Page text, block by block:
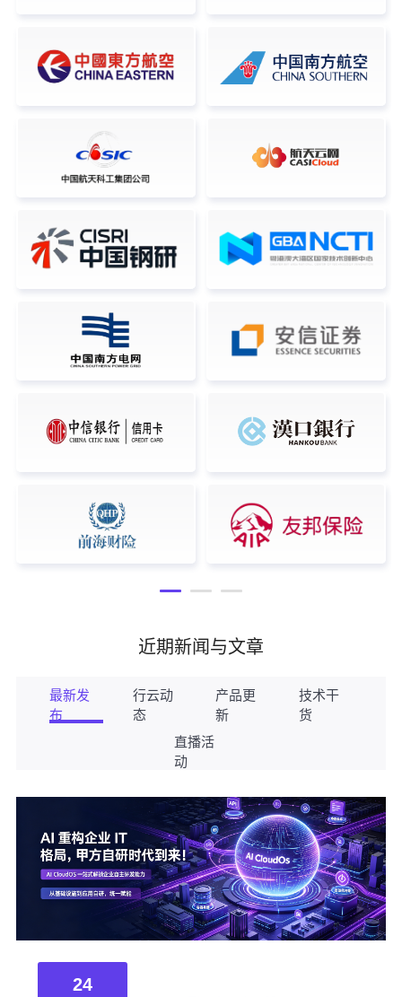
近期新闻与文章
最新发
布
行云动
态
产品更
新
技术干
货
直播活
动
24